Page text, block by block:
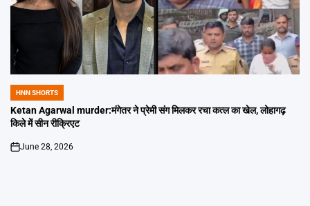
POSTED
IN
HNN SHORTS
Ketan Agarwal murder:मंगेतर ने प्रेमी संग मिलकर रचा कत्ल का खेल, लोहागढ़
किले में सीन रीक्रिएट
on
June 28, 2026